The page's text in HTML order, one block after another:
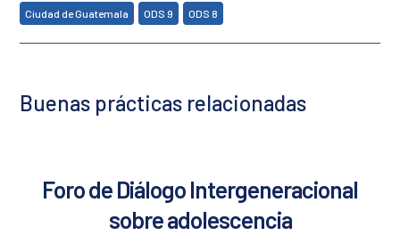
Ciudad de Guatemala ODS 9 ODS 8
Buenas prácticas relacionadas
Foro de Diálogo Intergeneracional
sobre adolescencia